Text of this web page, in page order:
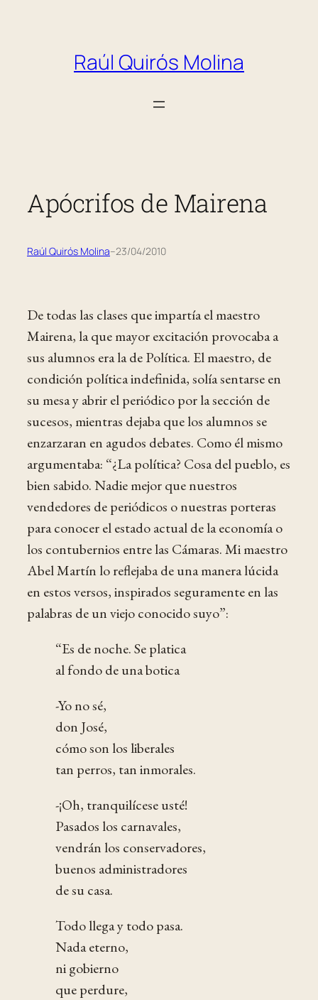
Raúl Quirós Molina
Apócrifos de Mairena
Raúl Quirós Molina–23/04/2010
De todas las clases que impartía el maestro
Mairena, la que mayor excitación provocaba a
sus alumnos era la de Política. El maestro, de
condición política indefinida, solía sentarse en
su mesa y abrir el periódico por la sección de
sucesos, mientras dejaba que los alumnos se
enzarzaran en agudos debates. Como él mismo
argumentaba: “¿La política? Cosa del pueblo, es
bien sabido. Nadie mejor que nuestros
vendedores de periódicos o nuestras porteras
para conocer el estado actual de la economía o
los contubernios entre las Cámaras. Mi maestro
Abel Martín lo reflejaba de una manera lúcida
en estos versos, inspirados seguramente en las
palabras de un viejo conocido suyo”:
“Es de noche. Se platica
al fondo de una botica
-Yo no sé,
don José,
cómo son los liberales
tan perros, tan inmorales.
-¡Oh, tranquilícese usté!
Pasados los carnavales,
vendrán los conservadores,
buenos administradores
de su casa.
Todo llega y todo pasa.
Nada eterno,
ni gobierno
que perdure,